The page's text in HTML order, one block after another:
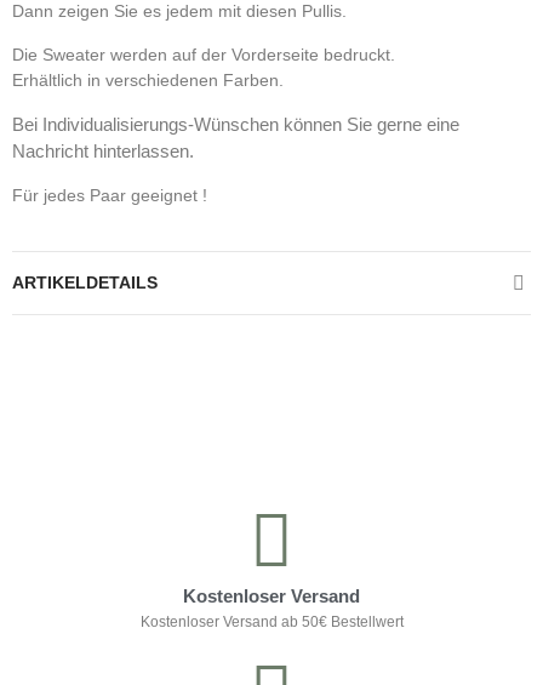
Dann zeigen Sie es jedem mit diesen Pullis.
Die Sweater werden auf der Vorderseite bedruckt.
Erhältlich in verschiedenen Farben.
Bei Individualisierungs-Wünschen können Sie gerne eine
Nachricht hinterlassen.
Für jedes Paar geeignet !
ARTIKELDETAILS
Kostenloser Versand
Kostenloser Versand ab 50€ Bestellwert